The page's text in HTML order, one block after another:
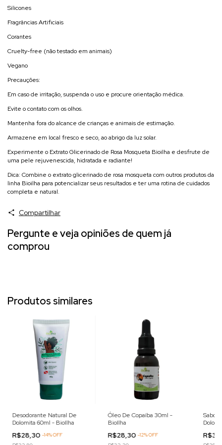
Silicones
Fragrâncias Artificiais
Corantes
Cruelty-free (não testado em animais)
Vegano
Precauções:
Em caso de irritação, suspenda o uso e procure orientação médica.
Evite o contato com os olhos.
Mantenha fora do alcance de crianças e animais de estimação.
Armazene em local fresco e seco, ao abrigo da luz solar.
Experimente o Extrato Glicerinado de Rosa Mosqueta Bioilha e desfrute de
uma pele rejuvenescida, hidratada e radiante!
Dica: Combine o extrato glicerinado de rosa mosqueta com outros produtos da
linha Bioilha para potencializar seus resultados e ter uma rotina de cuidados
completa e natural.
Compartilhar
Pergunte e veja opiniões de quem já
comprou
Produtos similares
Desodorante Natural De
Dolomita 60ml - BioIlha
R$28,30-14%OFF
Óleo De Copaíba 30ml -
BioIlha
R$28,30-12%OFF